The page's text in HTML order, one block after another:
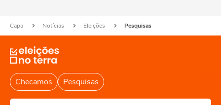
Capa Notícias Eleições Pesquisas
Checamos Pesquisas